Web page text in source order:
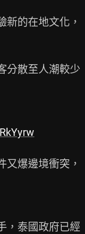
新的在地文化，
分散至人潮較少
又爆邊境衝突，
，泰國政府已經